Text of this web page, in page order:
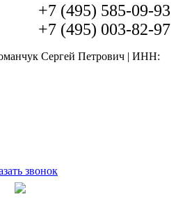
+7 (495) 585-09-93
+7 (495) 003-82-97
Сергей Петрович | ИНН:
звонок